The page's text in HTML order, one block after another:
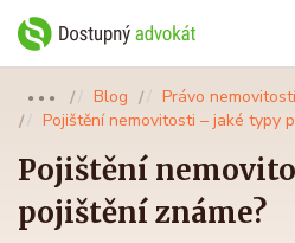
●●● Blog
Právo nemovitostí
Pojištění nemovitosti – jaké typy
Pojištění
pojištění známe?